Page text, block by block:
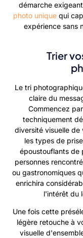
démarche
photo unique qui
expérience sans
Trier
Le tri
claire du
Commencez
techniquement
diversité visuelle de
les types de
époustouflants de
personnes
ou gastronomiques
enrichira
l'intérêt du
Une fois cette
légère retouche à
visuelle